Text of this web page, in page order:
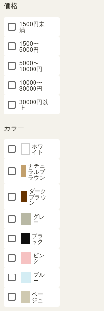
価格
1500円未
満
1500〜
5000円
5000〜
10000円
10000〜
30000円
30000円以
上
カラー
ホワ
イト
ナチュ
ラルブ
ラウン
ダーク
ブラウ
ン
グレ
ー
ブラ
ック
ピン
ク
ブル
ー
ベー
ジュ
組立サービス
最短お届け予定日
〒
予定日:---
※在庫状況、実際の詳細な住所によ
※正確なお届け予定日はご注文手続
残りわずか